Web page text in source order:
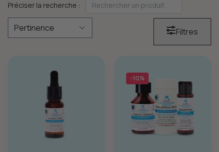
Préciser la recherche :
Filtres
−10%